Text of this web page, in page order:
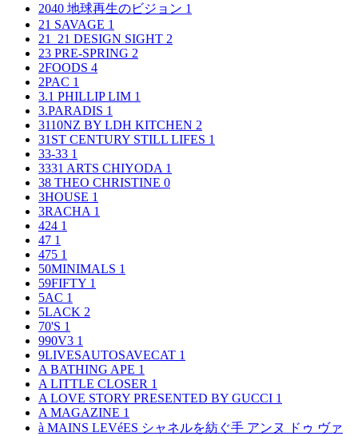
2040 地球再生のビジョン 1
21 SAVAGE 1
21_21 DESIGN SIGHT 2
23 PRE-SPRING 2
2FOODS 4
2PAC 1
3.1 PHILLIP LIM 1
3.PARADIS 1
3110NZ BY LDH KITCHEN 2
31ST CENTURY STILL LIFES 1
33-33 1
3331 ARTS CHIYODA 1
38 THEO CHRISTINE 0
3HOUSE 1
3RACHA 1
424 1
47 1
475 1
50MINIMALS 1
59FIFTY 1
5AC 1
5LACK 2
70'S 1
990V3 1
9LIVESAUTOSAVECAT 1
A BATHING APE 1
A LITTLE CLOSER 1
A LOVE STORY PRESENTED BY GUCCI 1
A MAGAZINE 1
à MAINS LEVéES シャネルを紡ぐ手 アンヌ ドゥ ヴァ